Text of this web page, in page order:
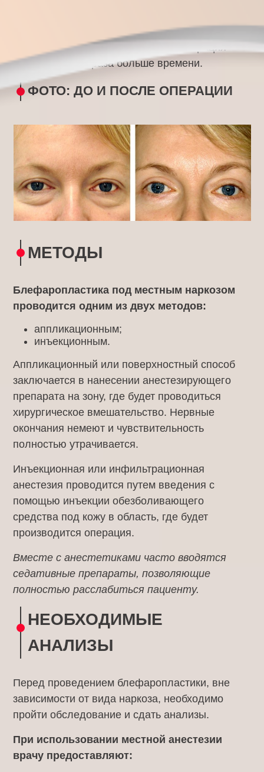
Коррекция сразу двух век переносится
пациентом более тяжело, а сама операция
занимает в два раза больше времени.
ФОТО: ДО И ПОСЛЕ ОПЕРАЦИИ
МЕТОДЫ
Блефаропластика под местным наркозом
проводится одним из двух методов:
аппликационным;
инъекционным.
Аппликационный или поверхностный способ
заключается в нанесении анестезирующего
препарата на зону, где будет проводиться
хирургическое вмешательство. Нервные
окончания немеют и чувствительность
полностью утрачивается.
Инъекционная или инфильтрационная
анестезия проводится путем введения с
помощью инъекции обезболивающего
средства под кожу в область, где будет
производится операция.
Вместе с анестетиками часто вводятся
седативные препараты, позволяющие
полностью расслабиться пациенту.
НЕОБХОДИМЫЕ
АНАЛИЗЫ
Перед проведением блефаропластики, вне
зависимости от вида наркоза, необходимо
пройти обследование и сдать анализы.
При использовании местной анестезии
врачу предоставляют: